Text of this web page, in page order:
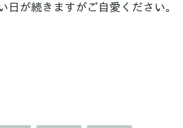
日が続きますがご自愛ください。